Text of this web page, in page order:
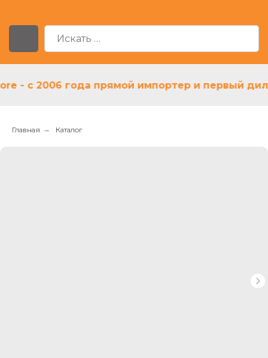
с 2006 года прямой импортер и первый дилер
Главная → Каталог